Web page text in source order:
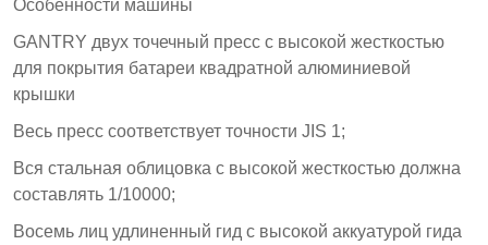
Особенности машины
GANTRY двух точечный пресс с высокой жесткостью
для покрытия батареи квадратной алюминиевой
крышки
Весь пресс соответствует точности JIS 1;
Вся стальная облицовка с высокой жесткостью должна
составлять 1/10000;
Восемь лиц удлиненный гид с высокой аккуатурой гида